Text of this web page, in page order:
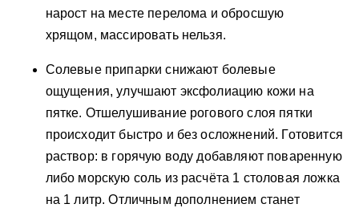
нарост на месте перелома и обросшую
хрящом, массировать нельзя.
Солевые припарки снижают болевые
ощущения, улучшают эксфолиацию кожи на
пятке. Отшелушивание рогового слоя пятки
происходит быстро и без осложнений. Готовится
раствор: в горячую воду добавляют поваренную
либо морскую соль из расчёта 1 столовая ложка
на 1 литр. Отличным дополнением станет